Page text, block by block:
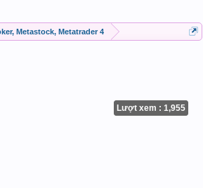
Metastock, Metatrader 4
Lượt xem : 1,955